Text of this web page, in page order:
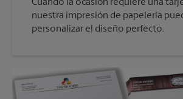
Cuando la ocasión requiere una
nuestra impresión de papelería
personalizar el diseño perfecto.